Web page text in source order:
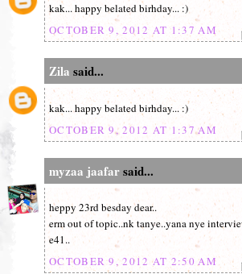
kak... happy belated birhday... :)
OCTOBER 9, 2012 AT 1:37 AM
Zila said...
kak... happy belated birhday... :)
OCTOBER 9, 2012 AT 1:37 AM
myzaa jaafarsaid...
heppy 23rd besday dear..
erm out of topic..nk tanye..yana nye
e41..
OCTOBER 9, 2012 AT 2:50 AM